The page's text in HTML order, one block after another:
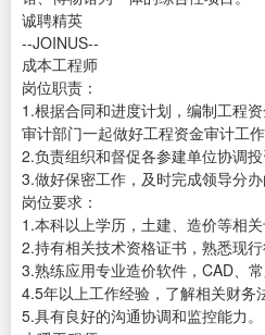
诚聘精英
--JOINUS--
成本工程师
岗位职责：
1.根据合同和进度计划，编制工程
审计部门一起做好工程资金审计工作
2.负责组织和督促各参建单位协调投
3.做好保密工作，及时完成领导分办
岗位要求：
1.本科以上学历，土建、造价等相关
2.持有相关技术资格证书，熟悉现
3.熟练应用专业造价软件，CAD、
4.5年以上工作经验，了解相关财务
5.具有良好的沟通协调和监控能力。